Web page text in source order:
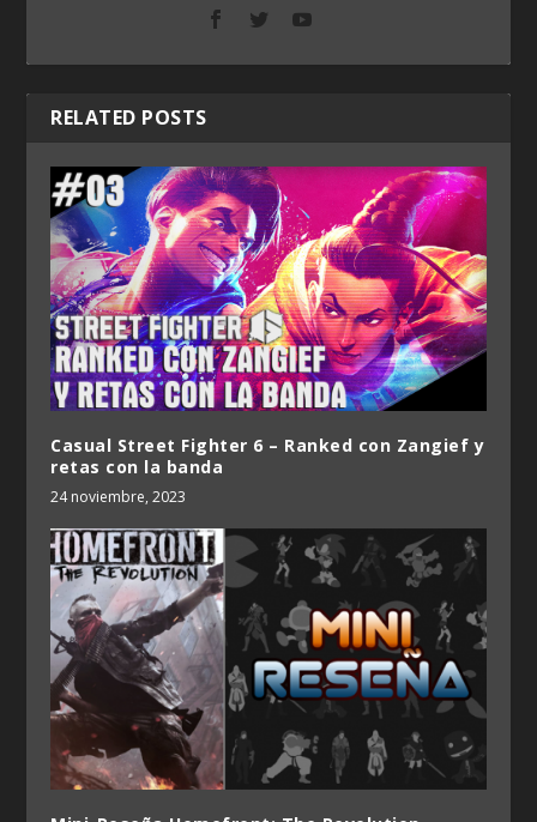
RELATED POSTS
Casual Street Fighter 6 – Ranked con Zangief y
retas con la banda
24 noviembre, 2023